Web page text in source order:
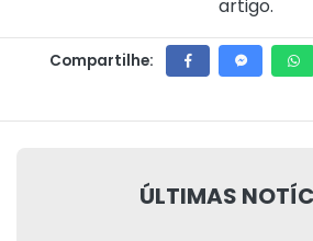
artigo.
Compartilhe:
ÚLTIMAS